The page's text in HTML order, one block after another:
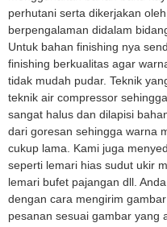
perhutani serta dikerjakan
berpengalaman didalam
Untuk bahan finishing nya
finishing berkualitas agar
tidak mudah pudar. Teknik
teknik air compressor
sangat halus dan dilapisi
dari goresan sehingga warna
cukup lama. Kami juga
seperti lemari hias sudut ukir
lemari bufet pajangan dll.
dengan cara mengirim
pesanan sesuai gambar yang